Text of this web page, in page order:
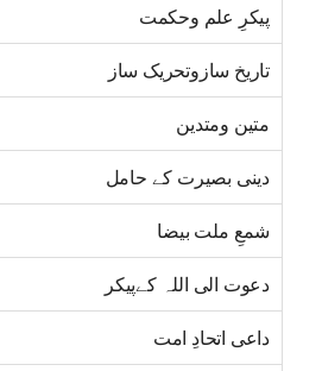
پیکرِ علم وحکمت
تاریخ سازوتحریک ساز
متین ومتدین
دینی بصیرت کے حامل
شمعِ ملت بیضا
دعوت الی اللہ کےپیکر
داعی اتحادِ امت